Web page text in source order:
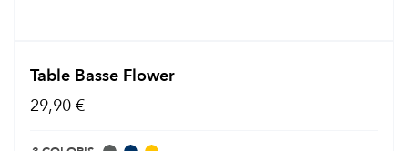
Table Basse Flower
29,90 €